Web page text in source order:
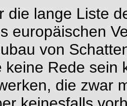
die lange Liste
europäischen
von
keine Rede sein
die zwar